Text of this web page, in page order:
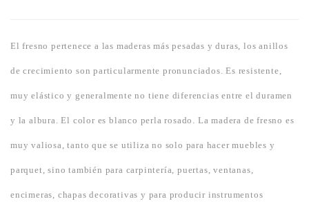
El fresno pertenece a las maderas más pesadas y duras, los anillos
de crecimiento son particularmente pronunciados. Es resistente,
muy elástico y generalmente no tiene diferencias entre el duramen
y la albura. El color es blanco perla rosado. La madera de fresno es
muy valiosa, tanto que se utiliza no solo para hacer muebles y
parquet, sino también para carpintería, puertas, ventanas,
encimeras, chapas decorativas y para producir instrumentos